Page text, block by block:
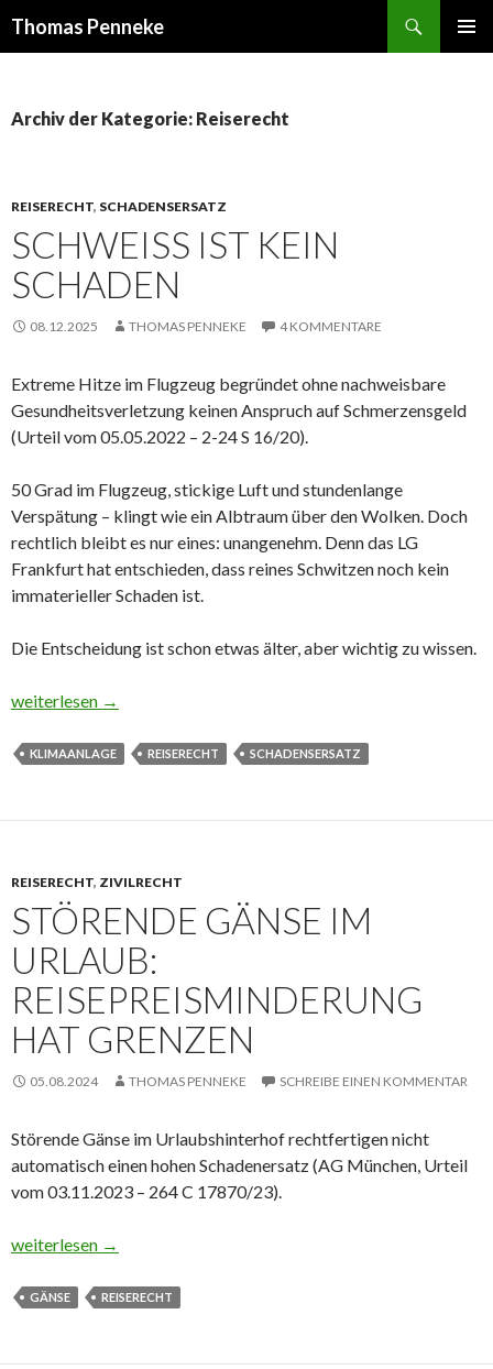
Thomas Penneke
Archiv der Kategorie: Reiserecht
REISERECHT, SCHADENSERSATZ
SCHWEISS IST KEIN S
CHADEN
08.12.2025 THOMAS PENNEKE 4 KOMMENTARE
Extreme Hitze im Flugzeug begründet ohne nachweisbare
Gesundheitsverletzung keinen Anspruch auf Schmerzensgeld
(Urteil vom 05.05.2022 – 2-24 S 16/20).
50 Grad im Flugzeug, stickige Luft und stundenlange
Verspätung – klingt wie ein Albtraum über den Wolken. Doch
rechtlich bleibt es nur eines: unangenehm. Denn das LG
Frankfurt hat entschieden, dass reines Schwitzen noch kein
immaterieller Schaden ist.
Die Entscheidung ist schon etwas älter, aber wichtig zu wissen.
Schweiß ist kein Schaden
weiterlesen →
KLIMAANLAGE REISERECHT SCHADENSERSATZ
REISERECHT, ZIVILRECHT
STÖRENDE GÄNSE IM
URLAUB:
REISEPREISMINDERUNG
HAT GRENZEN
05.08.2024 THOMAS PENNEKE SCHREIBE EINEN KOMMENTAR
Störende Gänse im Urlaubshinterhof rechtfertigen nicht
automatisch einen hohen Schadenersatz (AG München, Urteil
vom 03.11.2023 – 264 C 17870/23).
Störende Gänse im Urlaub: Reisepreisminderung hat Grenzen
weiterlesen →
GÄNSE REISERECHT